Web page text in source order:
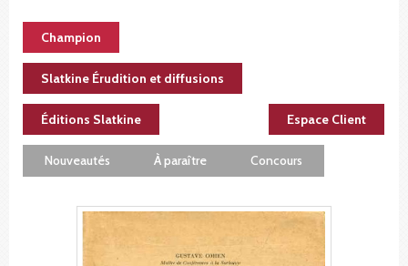
Champion
Slatkine Érudition et diffusions
Éditions Slatkine Espace Client
Nouveautés À paraître Concours